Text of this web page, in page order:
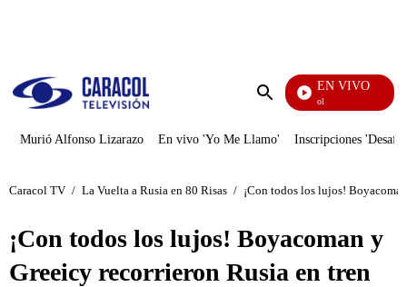
Enviar
EN VIVO
Noticias Caracol
Murió Alfonso Lizarazo En vivo 'Yo Me Llamo' Inscripciones
Caracol TV / La Vuelta a Rusia en 80 Risas / ¡Con todos los lujos!
¡Con todos los lujos! Boyacoman y
Greeicy recorrieron Rusia en tren